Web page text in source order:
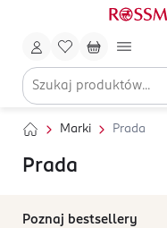
Marki Prada
Prada
Poznaj bestsellery